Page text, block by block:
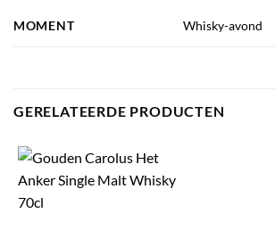
MOMENT Whisky-avond
GERELATEERDE PRODUCTEN